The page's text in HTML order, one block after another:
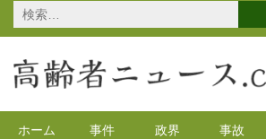
検
索:
ホーム 事件 政界 事故